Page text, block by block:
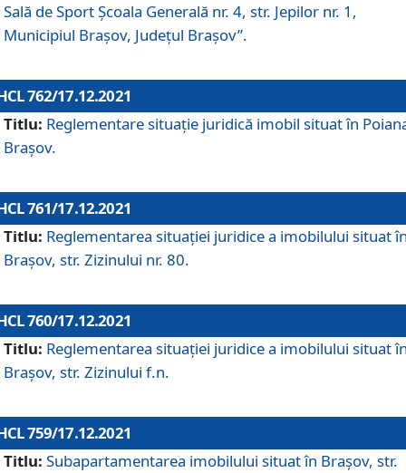
Sală de Sport Școala Generală nr. 4, str. Jepilor nr. 1,
Municipiul Brașov, Județul Brașov”.
762/17.12.2021
Titlu: Reglementare situație juridică imobil situat în
Brașov.
761/17.12.2021
Titlu: Reglementarea situației juridice a imobilului situat
Brașov, str. Zizinului nr. 80.
760/17.12.2021
Titlu: Reglementarea situației juridice a imobilului situat
Brașov, str. Zizinului f.n.
759/17.12.2021
Titlu: Subapartamentarea imobilului situat în Brașov, str.